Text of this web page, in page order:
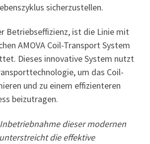
sicherzustellen.
Betriebseffizienz, ist die Linie mit
AMOVA Coil-Transport System
Dieses innovative System nutzt
um das Coil-
und zu einem effizienteren
beizutragen.
dieser modernen
die effektive